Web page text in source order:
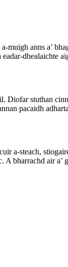
anns a’
dhealaichte
Diofar stuthan
pacaidh
a-steach,
bharrachd air a’